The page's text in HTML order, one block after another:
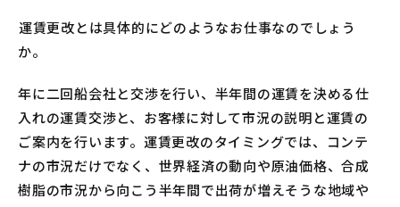
―――運賃更改とは具体的にどのようなお仕事なのでしょう
か。
年に二回船会社と交渉を行い、半年間の運賃を決める仕
入れの運賃交渉と、お客様に対して市況の説明と運賃の
ご案内を行います。運賃更改のタイミングでは、コンテ
ナの市況だけでなく、世界経済の動向や原油価格、合成
樹脂の市況から向こう半年間で出荷が増えそうな地域や